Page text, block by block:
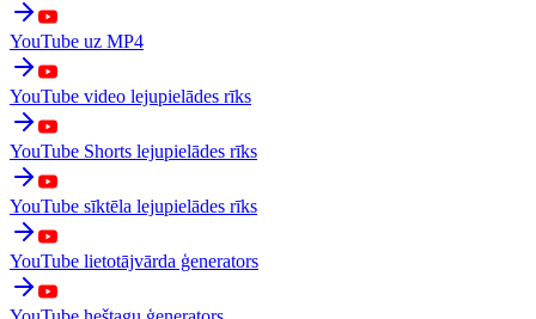
YouTube uz MP4
YouTube video lejupielādes rīks
YouTube Shorts lejupielādes rīks
YouTube sīktēla lejupielādes rīks
YouTube lietotājvārda ģenerators